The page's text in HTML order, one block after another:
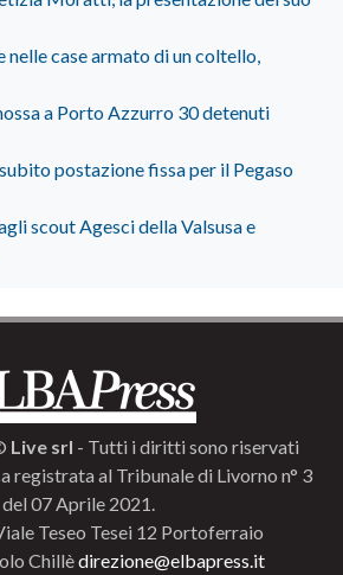
nelle case armato di un coltello,
a Porto Azzurro 30 detenuti
subito postazione fissa per il Pegaso
scout Agesci della Valsusa e
Live srl - Tutti i diritti sono riservati
registrata al Tribunale di Livorno n° 3
del 07 Aprile 2021.
Teseo Tesei 12 Portoferraio
Chillèdirezione@elbapress.it